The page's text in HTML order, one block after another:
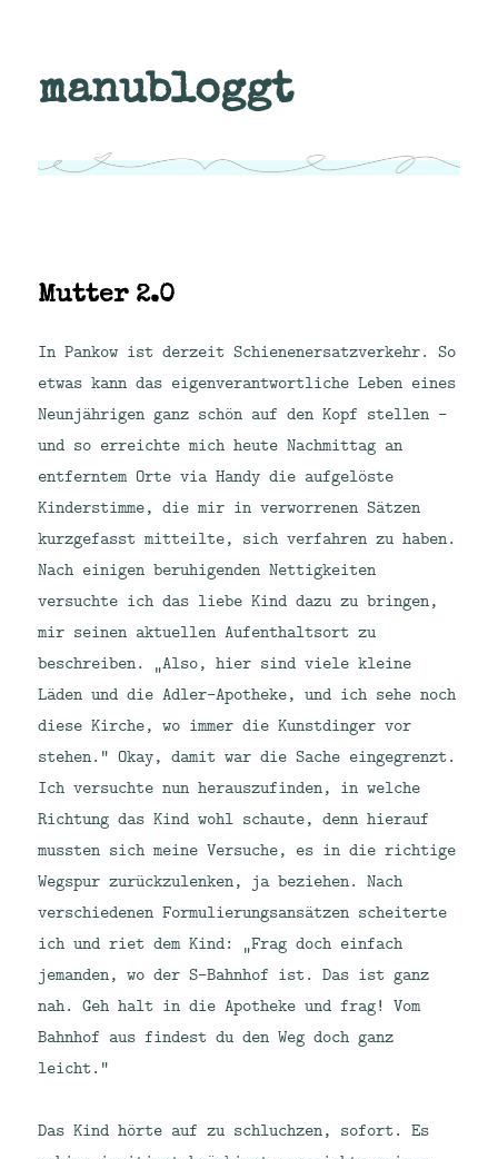
manubloggt
Mutter 2.0
In Pankow ist derzeit Schienenersatzverkehr. So
etwas kann das eigenverantwortliche Leben eines
Neunjährigen ganz schön auf den Kopf stellen –
und so erreichte mich heute Nachmittag an
entferntem Orte via Handy die aufgelöste
Kinderstimme, die mir in verworrenen Sätzen
kurzgefasst mitteilte, sich verfahren zu haben.
Nach einigen beruhigenden Nettigkeiten
versuchte ich das liebe Kind dazu zu bringen,
mir seinen aktuellen Aufenthaltsort zu
beschreiben. „Also, hier sind viele kleine
Läden und die Adler-Apotheke, und ich sehe noch
diese Kirche, wo immer die Kunstdinger vor
stehen.“ Okay, damit war die Sache eingegrenzt.
Ich versuchte nun herauszufinden, in welche
Richtung das Kind wohl schaute, denn hierauf
mussten sich meine Versuche, es in die richtige
Wegspur zurückzulenken, ja beziehen. Nach
verschiedenen Formulierungsansätzen scheiterte
ich und riet dem Kind: „Frag doch einfach
jemanden, wo der S-Bahnhof ist. Das ist ganz
nah. Geh halt in die Apotheke und frag! Vom
Bahnhof aus findest du den Weg doch ganz
leicht.“
Das Kind hörte auf zu schluchzen, sofort. Es